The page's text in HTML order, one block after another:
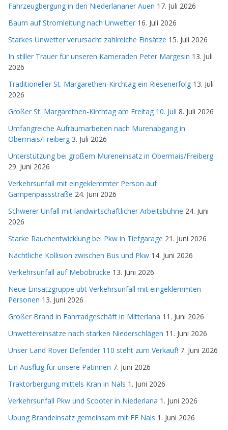
Fahrzeugbergung in den Niederlananer Auen 17. Juli 2026
Baum auf Stromleitung nach Unwetter 16. Juli 2026
Starkes Unwetter verursacht zahlreiche Einsätze 15. Juli 2026
In stiller Trauer für unseren Kameraden Peter Margesin 13. Juli
2026
Traditioneller St. Margarethen-Kirchtag ein Riesenerfolg 13. Juli
2026
Großer St. Margarethen-Kirchtag am Freitag 10. Juli 8. Juli 2026
Umfangreiche Aufräumarbeiten nach Murenabgang in
Obermais/Freiberg 3. Juli 2026
Unterstützung bei großem Mureneinsatz in Obermais/Freiberg
29. Juni 2026
Verkehrsunfall mit eingeklemmter Person auf
Gampenpassstraße 24. Juni 2026
Schwerer Unfall mit landwirtschaftlicher Arbeitsbühne 24. Juni
2026
Starke Rauchentwicklung bei Pkw in Tiefgarage 21. Juni 2026
Nächtliche Kollision zwischen Bus und Pkw 14. Juni 2026
Verkehrsunfall auf Mebobrücke 13. Juni 2026
Neue Einsatzgruppe übt Verkehrsunfall mit eingeklemmten
Personen 13. Juni 2026
Großer Brand in Fahrradgeschäft in Mitterlana 11. Juni 2026
Unwettereinsätze nach starken Niederschlägen 11. Juni 2026
Unser Land Rover Defender 110 steht zum Verkauf! 7. Juni 2026
Ein Ausflug für unsere Patinnen 7. Juni 2026
Traktorbergung mittels Kran in Nals 1. Juni 2026
Verkehrsunfall Pkw und Scooter in Niederlana 1. Juni 2026
Übung Brandeinsatz gemeinsam mit FF Nals 1. Juni 2026